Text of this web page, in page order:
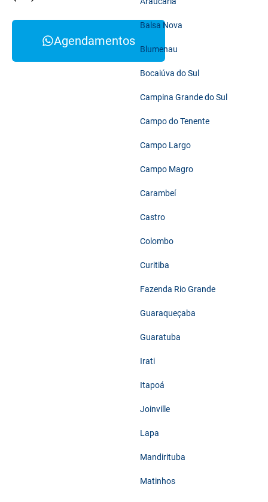
Agendamentos
Balsa Nova
Blumenau
Bocaiúva do Sul
Campina Grande do Sul
Campo do Tenente
Campo Largo
Campo Magro
Carambeí
Castro
Colombo
Curitiba
Fazenda Rio Grande
Guaraqueçaba
Guaratuba
Irati
Itapoá
Joinville
Lapa
Mandirituba
Matinhos